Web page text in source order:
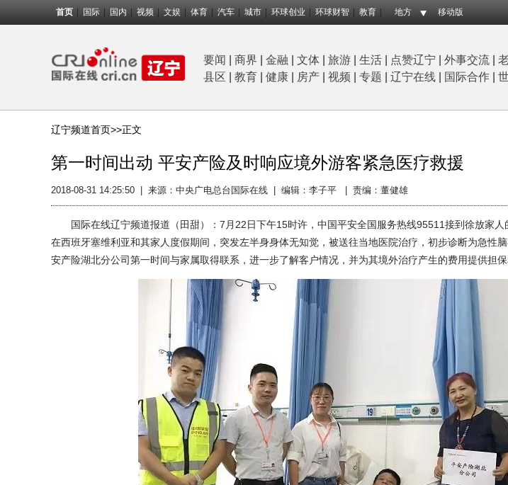
首页 国际 国内 视频 文娱 体育 汽车 城市 环球创业 环球财智 教育 地方 移动版
要闻 商界 金融 文体 旅游 生活 点赞辽宁 外事交流
县区
教育 健康 房产 视频 专题 辽宁在线 国际合作
辽宁频道首页>>正文
第一时间出动 平安产险及时响应境外游客紧急医疗救援
2018-08-31 14:25:50 来源：中央广电总台国际在线 编辑：李子平 | 责编：董健雄
国际在线辽宁频道报道（田甜）：7月22日下午15时许，中国平安全国服务热线95511接到徐放家人
在西班牙塞维利亚和其家人度假期间，突发左半身身体无知觉，被送往当地医院治疗，初步诊断为急性
安产险湖北分公司第一时间与家属取得联系，进一步了解客户情况，并为其境外治疗产生的费用提供担保